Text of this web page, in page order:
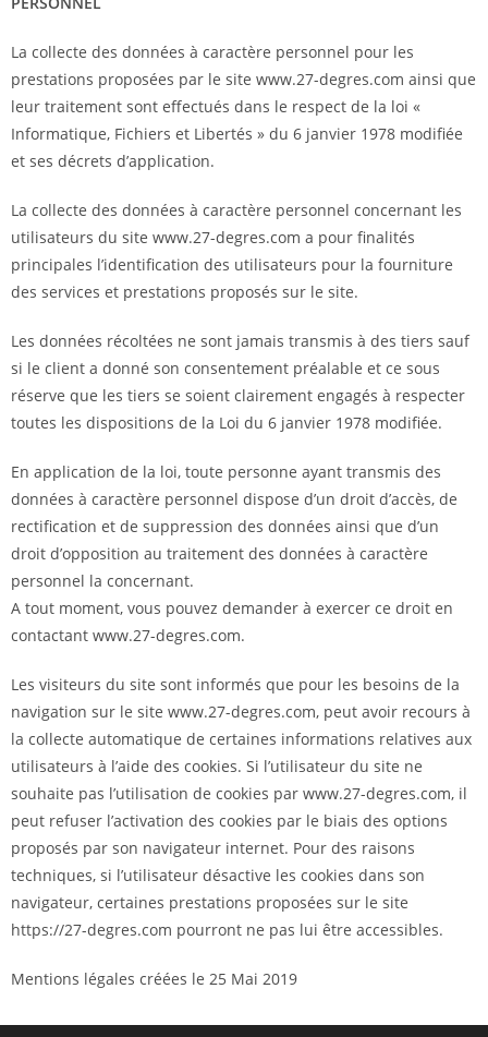
La collecte des données à caractère personnel pour les
prestations proposées par le site www.27-degres.com ainsi que
leur traitement sont effectués dans le respect de la loi «
Informatique, Fichiers et Libertés » du 6 janvier 1978 modifiée
et ses décrets d’application.
La collecte des données à caractère personnel concernant les
utilisateurs du site www.27-degres.com a pour finalités
principales l’identification des utilisateurs pour la fourniture
des services et prestations proposés sur le site.
Les données récoltées ne sont jamais transmis à des tiers sauf
si le client a donné son consentement préalable et ce sous
réserve que les tiers se soient clairement engagés à respecter
toutes les dispositions de la Loi du 6 janvier 1978 modifiée.
En application de la loi, toute personne ayant transmis des
données à caractère personnel dispose d’un droit d’accès, de
rectification et de suppression des données ainsi que d’un
droit d’opposition au traitement des données à caractère
personnel la concernant.
A tout moment, vous pouvez demander à exercer ce droit en
contactant www.27-degres.com.
Les visiteurs du site sont informés que pour les besoins de la
navigation sur le site www.27-degres.com, peut avoir recours à
la collecte automatique de certaines informations relatives aux
utilisateurs à l’aide des cookies. Si l’utilisateur du site ne
souhaite pas l’utilisation de cookies par www.27-degres.com, il
peut refuser l’activation des cookies par le biais des options
proposés par son navigateur internet. Pour des raisons
techniques, si l’utilisateur désactive les cookies dans son
navigateur, certaines prestations proposées sur le site
https://27-degres.com pourront ne pas lui être accessibles.
Mentions légales créées le 25 Mai 2019